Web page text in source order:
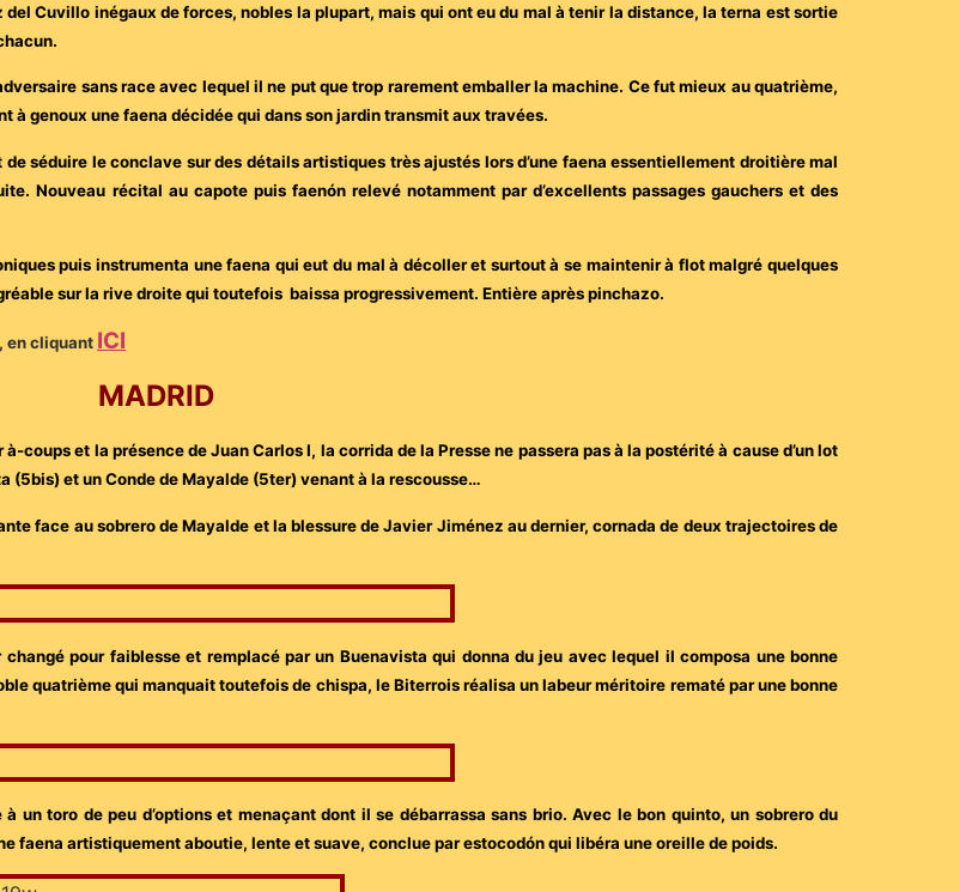
Cuvillo inégaux de forces, nobles la plupart, mais qui ont eu du mal à tenir la distance, la terna est sortie
sans race avec lequel il ne put que trop rarement emballer la machine. Ce fut mieux au quatrième,
genoux une faena décidée qui dans son jardin transmit aux travées.
séduire le conclave sur des détails artistiques très ajustés lors d’une faena essentiellement droitière mal
Nouveau récital au capote puis faenón relevé notamment par d’excellents passages gauchers et des
puis instrumenta une faena qui eut du mal à décoller et surtout à se maintenir à flot malgré quelques
sur la rive droite qui toutefois baissa progressivement. Entière après pinchazo.
en cliquant ICI
MADRID
coups et la présence de Juan Carlos I, la corrida de la Presse ne passera pas à la postérité à cause d’un lot
(5bis) et un Conde de Mayalde (5ter) venant à la rescousse…
face au sobrero de Mayalde et la blessure de Javier Jiménez au dernier, cornada de deux trajectoires de
pour faiblesse et remplacé par un Buenavista qui donna du jeu avec lequel il composa une bonne
quatrième qui manquait toutefois de chispa, le Biterrois réalisa un labeur méritoire rematé par une bonne
un toro de peu d’options et menaçant dont il se débarrassa sans brio. Avec le bon quinto, un sobrero du
faena artistiquement aboutie, lente et suave, conclue par estocodón qui libéra une oreille de poids.